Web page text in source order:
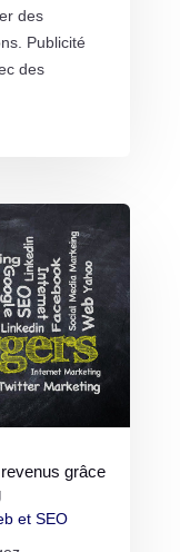
des
Publicité
des
grâce
et SEO